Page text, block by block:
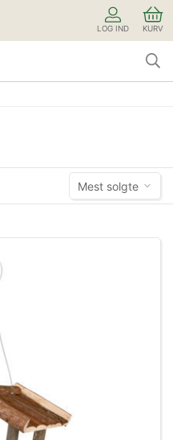
LOG IND KURV
Mest solgte